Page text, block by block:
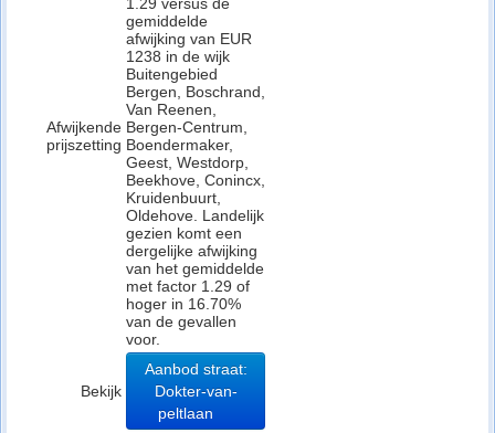
Afwijkende
prijszetting
gemiddelde
afwijking van EUR
1238 in de wijk
Buitengebied
Bergen, Boschrand,
Van Reenen,
Bergen-Centrum,
Boendermaker,
Geest, Westdorp,
Beekhove, Conincx,
Kruidenbuurt,
Oldehove. Landelijk
gezien komt een
dergelijke afwijking
van het gemiddelde
met factor 1.29 of
hoger in 16.70%
van de gevallen
voor.
Bekijk
Aanbod straat:
Dokter-van-
peltlaan